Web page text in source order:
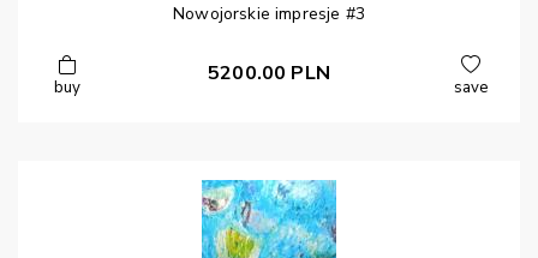
Nowojorskie impresje #3
buy
5200.00 PLN
save